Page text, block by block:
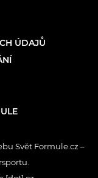
ÚDAJŮ
Svět Formule.cz –